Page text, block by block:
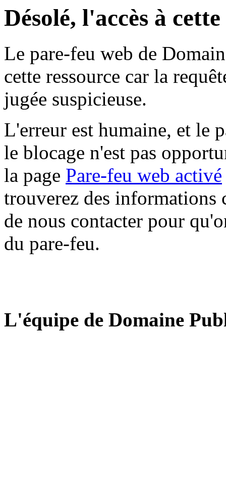
Désolé, l'accès à
Le pare-feu web de
cette ressource car la
jugée suspicieuse.
L'erreur est humaine, et le
le blocage n'est pas
la page Pare-feu web activé
trouverez des informations
de nous contacter pour
du pare-feu.
L'équipe de Domaine